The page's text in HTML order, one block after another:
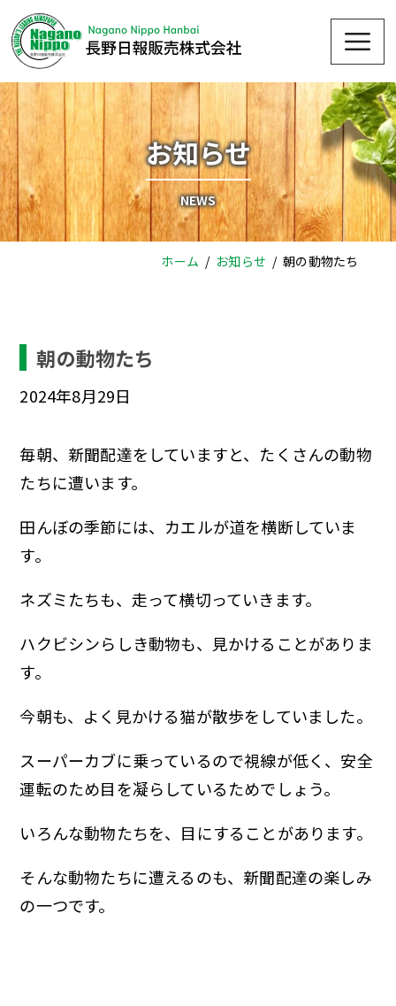
Skip
to
content
お知らせ
NEWS
ホーム お知らせ 朝の動物たち
朝の動物たち
2024年8月29日
毎朝、新聞配達をしていますと、たくさんの動物
たちに遭います。
田んぼの季節には、カエルが道を横断していま
す。
ネズミたちも、走って横切っていきます。
ハクビシンらしき動物も、見かけることがありま
す。
今朝も、よく見かける猫が散歩をしていました。
スーパーカブに乗っているので視線が低く、安全
運転のため目を凝らしているためでしょう。
いろんな動物たちを、目にすることがあります。
そんな動物たちに遭えるのも、新聞配達の楽しみ
の一つです。